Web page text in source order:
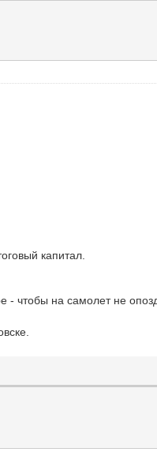
капитал.
- чтобы на самолет не